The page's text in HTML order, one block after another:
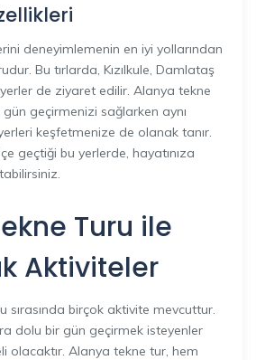
deneyimlemenin en iyi yollarından
Bu tırlarda, Kızılkule, Damlataş
de ziyaret edilir. Alanya tekne
geçirmenizi sağlarken aynı
keşfetmenize de olanak tanır.
geçtiği bu yerlerde, hayatınıza
Turu ile
Aktiviteler
sırasında birçok aktivite mevcuttur.
dolu bir gün geçirmek isteyenler
olacaktır. Alanya tekne tur, hem